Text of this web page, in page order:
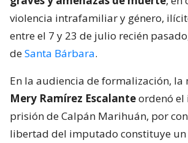
violencia intrafamiliar y género,
entre el 7 y 23 de julio recién
deSanta Bárbara.
En la audiencia de formalización, la
Mery Ramírez Escalanteordenó el
prisión de Calpán Marihuán, por
libertad del imputado constituye